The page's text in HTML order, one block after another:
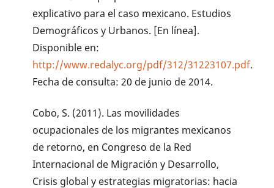
explicativo para el caso mexicano. Estudios
Demográficos y Urbanos. [En línea].
Disponible en:
http://www.redalyc.org/pdf/312/31223107.pdf.
Fecha de consulta: 20 de junio de 2014.
Cobo, S. (2011). Las movilidades
ocupacionales de los migrantes mexicanos
de retorno, en Congreso de la Red
Internacional de Migración y Desarrollo,
Crisis global y estrategias migratorias: hacia